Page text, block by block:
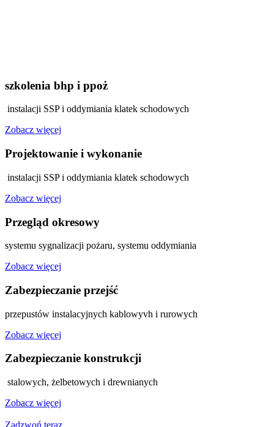
szkolenia bhp i ppoż
instalacji SSP i oddymiania klatek schodowych
Zobacz więcej
Projektowanie i wykonanie
instalacji SSP i oddymiania klatek schodowych
Zobacz więcej
Przegląd okresowy
systemu sygnalizacji pożaru, systemu oddymiania
Zobacz więcej
Zabezpieczanie przejść
przepustów instalacyjnych kablowyvh i rurowych
Zobacz więcej
Zabezpieczanie konstrukcji
stalowych, żelbetowych i drewnianych
Zobacz więcej